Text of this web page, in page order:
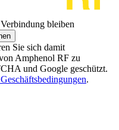
bleiben
Sie sich damit
Amphenol RF zu
und Google geschützt.
.